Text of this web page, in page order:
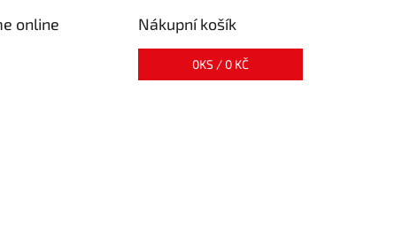
online
Nákupní košík
0KS / 0 KČ